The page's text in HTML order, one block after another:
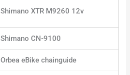
Shimano XTR M9260 12v
Shimano CN-9100
Orbea eBike chainguide